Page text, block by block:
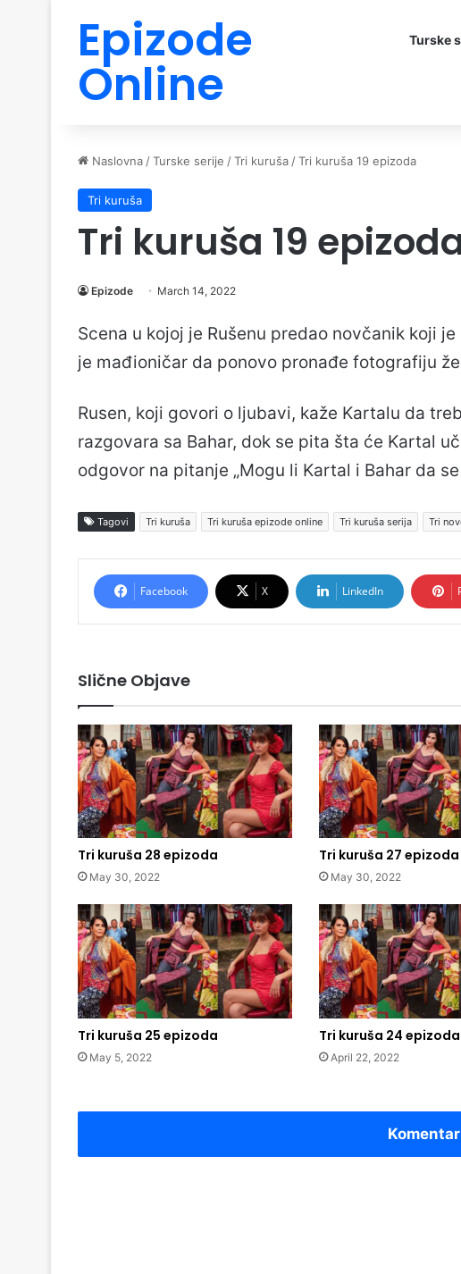
Epizode
Online
Turske
Naslovna /Turske serije /Tri kuruša /Tri kuruša 19 epizoda
Tri kuruša
Tri kuruša 19
Epizode March 14, 2022
Scena u kojoj je Rušenu predao novčanik koji
je mađioničar da ponovo pronađe fotografiju
Rusen, koji govori o ljubavi, kaže Kartalu da
razgovara sa Bahar, dok se pita šta će Kartal
odgovor na pitanje „Mogu li Kartal i Bahar da
Tagovi Tri kuruša Tri kuruša epizode online Tri kuruša serija Tri
Facebook X LinkedIn
Slične Objave
Tri kuruša 28 epizoda
May 30, 2022
Tri kuruša 27 epizoda
May 30, 2022
Tri kuruša 25 epizoda
May 5, 2022
Tri kuruša 24 epizoda
April 22, 2022